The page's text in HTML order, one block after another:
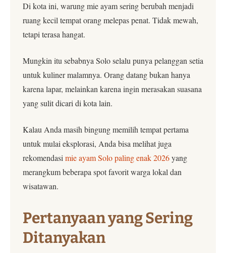
Di kota ini, warung mie ayam sering berubah menjadi
ruang kecil tempat orang melepas penat. Tidak mewah,
tetapi terasa hangat.
Mungkin itu sebabnya Solo selalu punya pelanggan setia
untuk kuliner malamnya. Orang datang bukan hanya
karena lapar, melainkan karena ingin merasakan suasana
yang sulit dicari di kota lain.
Kalau Anda masih bingung memilih tempat pertama
untuk mulai eksplorasi, Anda bisa melihat juga
rekomendasi mie ayam Solo paling enak 2026yang
merangkum beberapa spot favorit warga lokal dan
wisatawan.
Pertanyaan yang Sering
Ditanyakan